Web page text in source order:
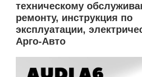
техническому
ремонту, инструкция по
эксплуатации,
Арго-Авто